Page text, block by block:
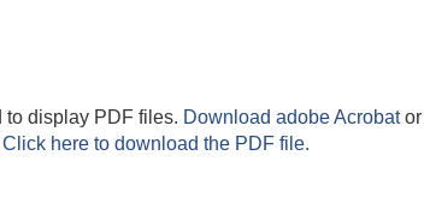
to display PDF files. Download adobe Acrobator
Click here to download the PDF file.